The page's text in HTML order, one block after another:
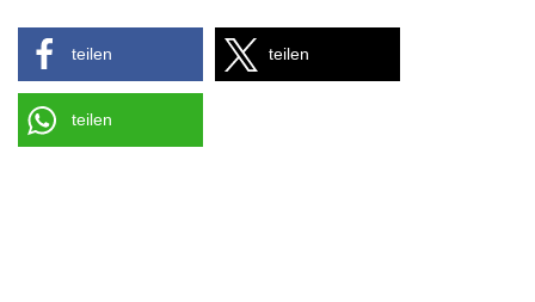
teilen teilen
teilen